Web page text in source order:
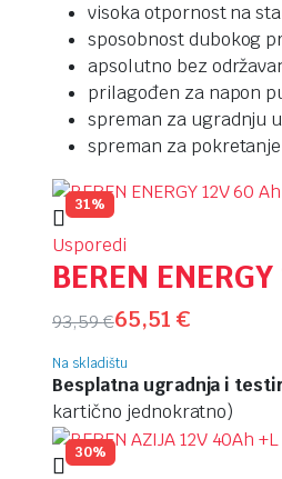
visoka otpornost na
sposobnost dubokog
apsolutno bez
prilagođen za napon
spreman za ugradnju
spreman za
31%
Usporedi
BEREN
93,59€65,51 €
Na skladištu
Besplatna ugradnja i
kartično jednokratno)
30%